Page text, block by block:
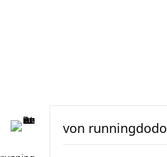
von runningdodo